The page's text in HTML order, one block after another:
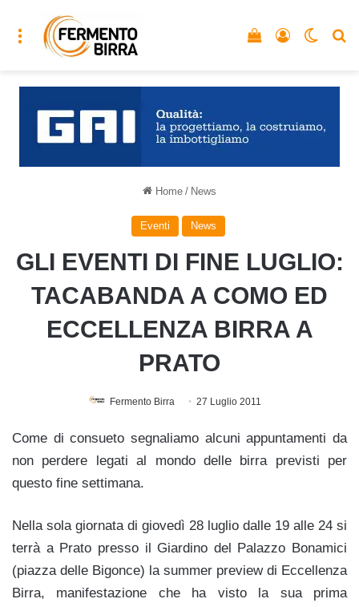
Menu Accedi
Vedi il carrello
Home / News
Eventi News
GLI EVENTI DI FINE LUGLIO:
TACABANDA A COMO ED
ECCELLENZA BIRRA A
PRATO
Fermento Birra 27 Luglio 2011
Come di consueto segnaliamo alcuni appuntamenti da
non perdere legati al mondo delle birra previsti per
questo fine settimana.
Nella sola giornata di giovedì 28 luglio dalle 19 alle 24 si
terrà a Prato presso il Giardino del Palazzo Bonamici
(piazza delle Bigonce) la summer preview di Eccellenza
Birra, manifestazione che ha visto la sua prima